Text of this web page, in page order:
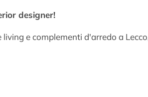
designer!
e complementi d'arredo a